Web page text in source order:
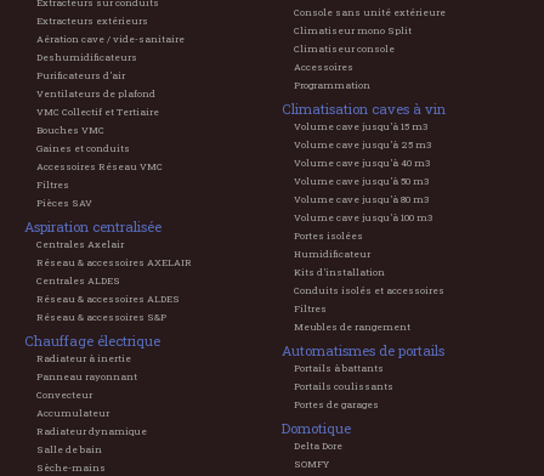
Extracteurs sur conduits
Extracteurs extérieurs
Aération cave / vide-sanitaire
Deshumidificateurs
Purificateurs d'air
Ventilateurs de plafond
VMC Collectif et Tertiaire
Bouches VMC
Gaines et conduits
Accessoires Réseau VMC
Filtres
Pièces SAV
Aspiration centralisée
Centrales Axelair
Réseau & accessoires AXELAIR
Centrales ALDES
Réseau & accessoires ALDES
Réseau & accessoires S&P
Chauffage électrique
Radiateur à inertie
Panneau rayonnant
Convecteur
Accumulateur
Radiateur dynamique
Salle de bain
Sèche-mains
Console sans unité extérieure
Climatiseur mono Split
Climatiseur console
Accessoires
Programmation
Climatisation caves à vin
Volume cave jusqu'à 15 m3
Volume cave jusqu'à 25 m3
Volume cave jusqu'à 40 m3
Volume cave jusqu'à 50 m3
Volume cave jusqu'à 80 m3
Volume cave jusqu'à 100 m3
Portes isolées
Humidificateur
Kits d'installation
Conduits isolés et accessoires
Filtres
Meubles de rangement
Automatismes de portails
Portails à battants
Portails coulissants
Portes de garages
Domotique
Delta Dore
SOMFY